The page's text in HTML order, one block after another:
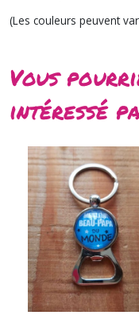
(Les couleurs peuvent
Vous
intéressé